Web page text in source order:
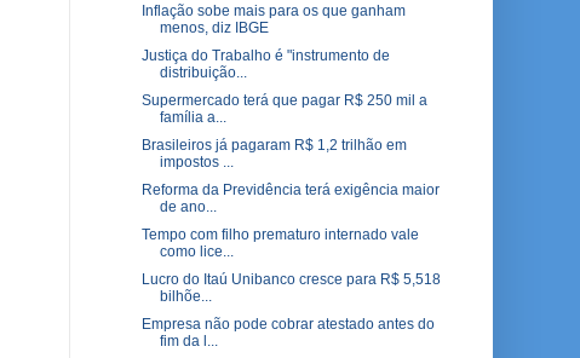
Inflação sobe mais para os que ganham
menos, diz IBGE
Justiça do Trabalho é "instrumento de
distribuição...
Supermercado terá que pagar R$ 250 mil a
família a...
Brasileiros já pagaram R$ 1,2 trilhão em
impostos ...
Reforma da Previdência terá exigência maior
de ano...
Tempo com filho prematuro internado vale
como lice...
Lucro do Itaú Unibanco cresce para R$ 5,518
bilhõe...
Empresa não pode cobrar atestado antes do
fim da l...